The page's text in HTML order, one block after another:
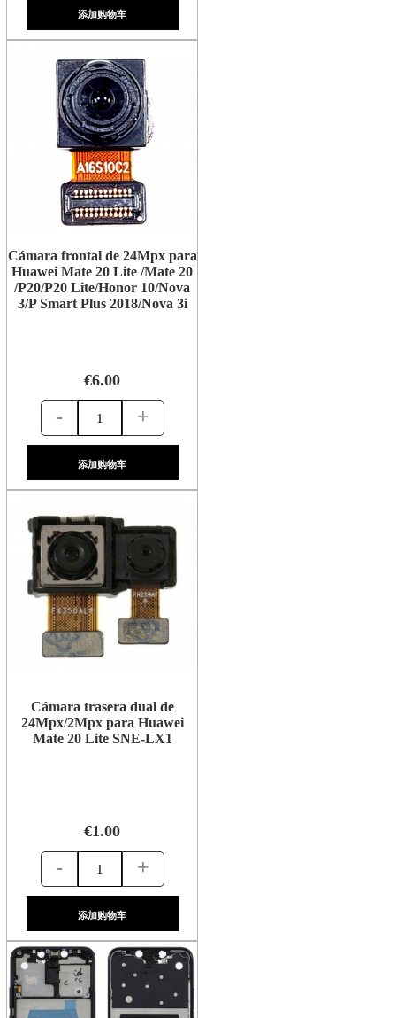
添加购物车
Cámara frontal de 24Mpx para
Huawei Mate 20 Lite /Mate 20
/P20/P20 Lite/Honor 10/Nova
3/P Smart Plus 2018/Nova 3i
€6.00
- +
添加购物车
Cámara trasera dual de
24Mpx/2Mpx para Huawei
Mate 20 Lite SNE-LX1
€1.00
- +
添加购物车